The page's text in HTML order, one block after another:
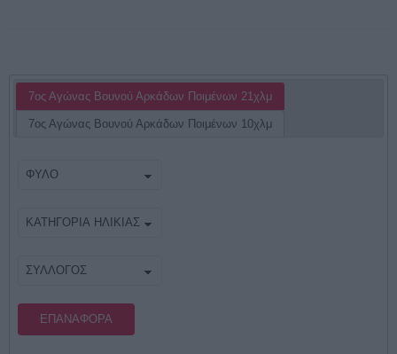
7ος Αγώνας Βουνού Αρκάδων Ποιμένων 21χλμ
7ος Αγώνας Βουνού Αρκάδων Ποιμένων 10χλμ
ΕΠΑΝΑΦΟΡΆ